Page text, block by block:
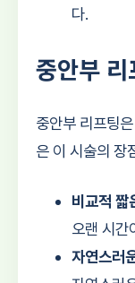
다.
중안부
중안부 리프팅
은 이 시술의 장
비교적 짧
오랜 시간
자연스러